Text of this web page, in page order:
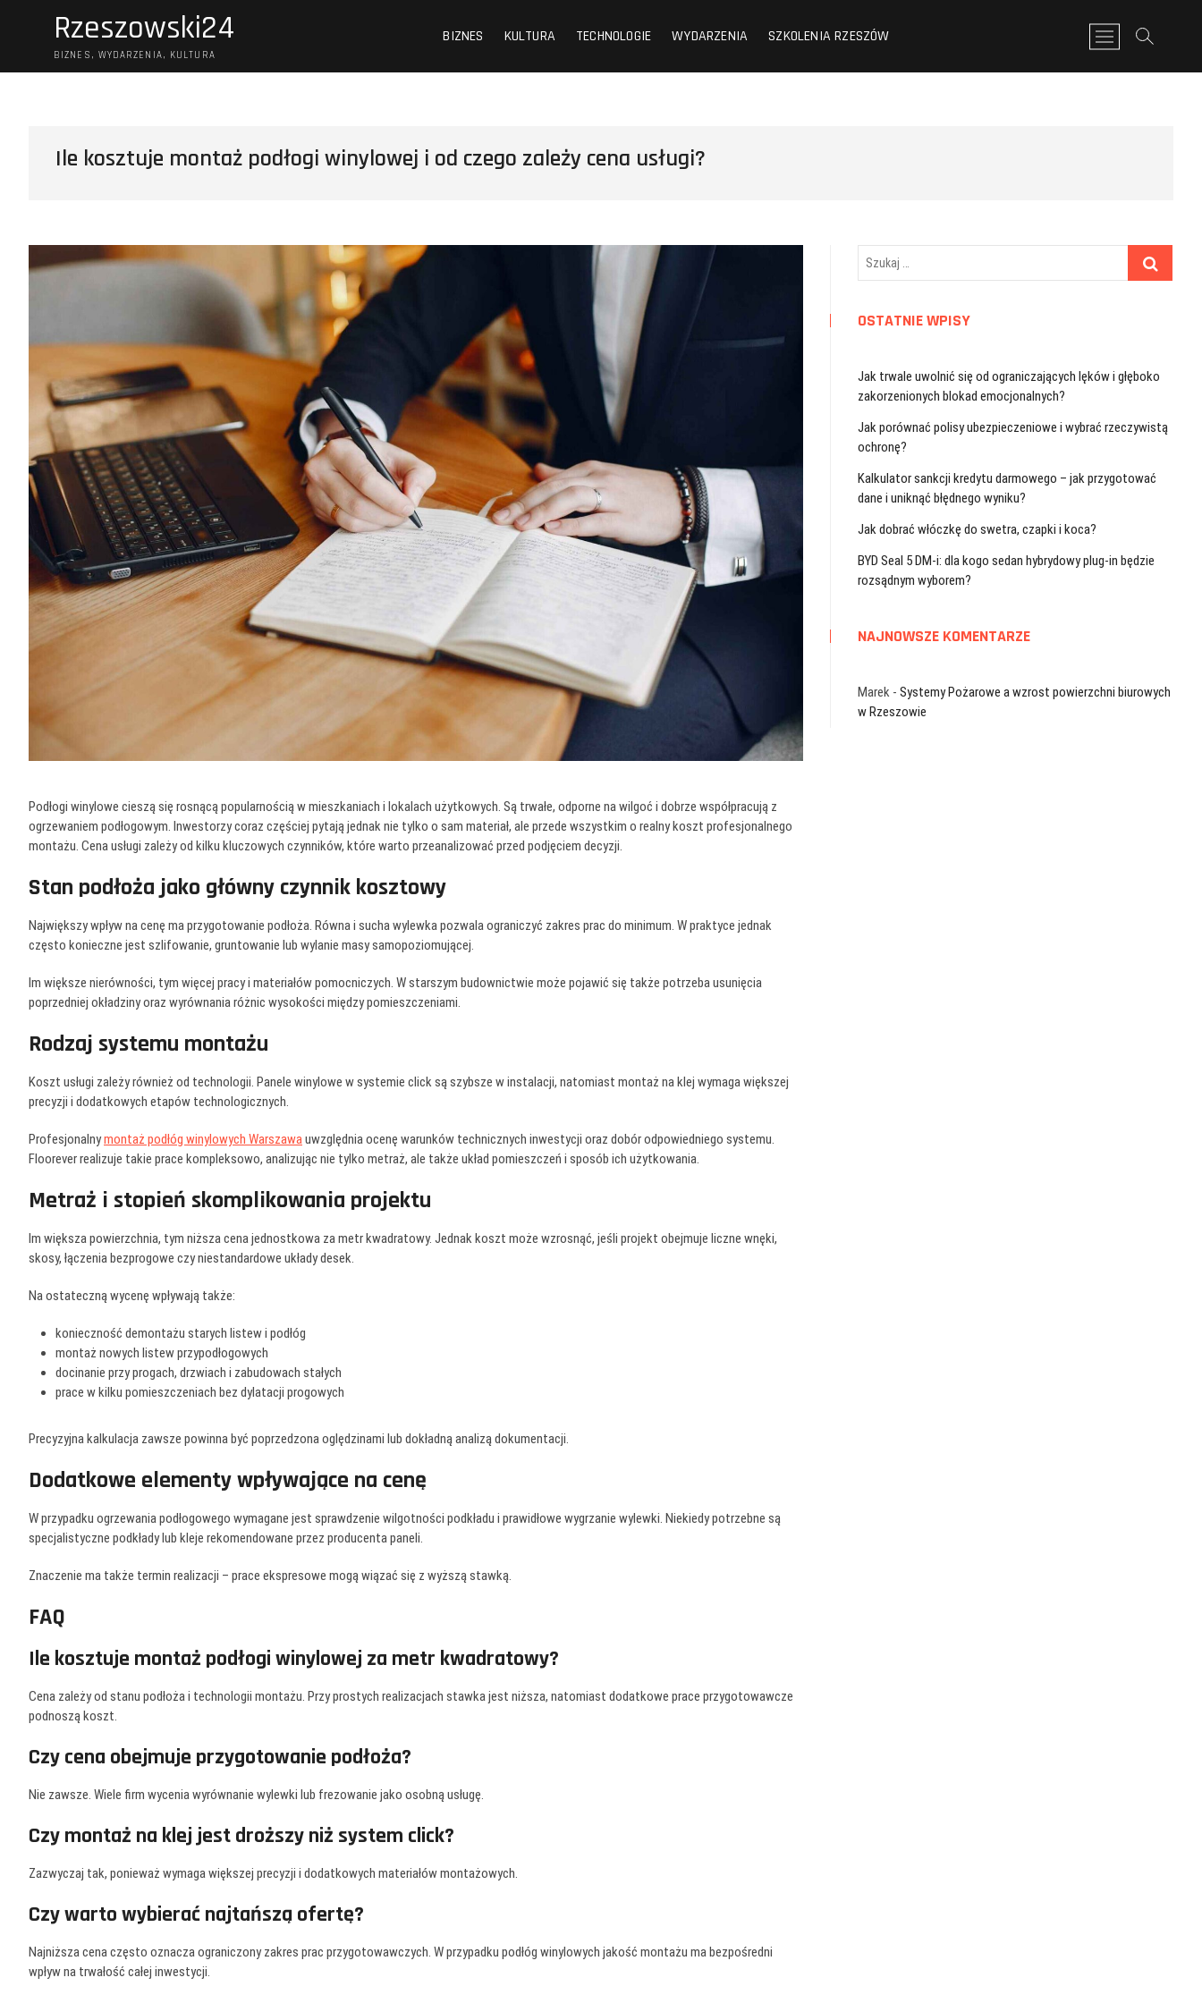
Rzeszowski24
BIZNES, WYDARZENIA, KULTURA
BIZNES KULTURA TECHNOLOGIE WYDARZENIA SZKOLENIA RZESZÓW
P
r
z
u
Ile kosztuje montaż podłogi winylowej i od czego zależy cena usługi?
Podłogi winylowe cieszą się rosnącą popularnością w mieszkaniach i lokalach użytkowych. Są trwałe, odporne na wilgoć i dobrze współpracują z
ogrzewaniem podłogowym. Inwestorzy coraz częściej pytają jednak nie tylko o sam materiał, ale przede wszystkim o realny koszt profesjonalnego
montażu. Cena usługi zależy od kilku kluczowych czynników, które warto przeanalizować przed podjęciem decyzji.
Stan podłoża jako główny czynnik kosztowy
Największy wpływ na cenę ma przygotowanie podłoża. Równa i sucha wylewka pozwala ograniczyć zakres prac do minimum. W praktyce jednak
często konieczne jest szlifowanie, gruntowanie lub wylanie masy samopoziomującej.
Im większe nierówności, tym więcej pracy i materiałów pomocniczych. W starszym budownictwie może pojawić się także potrzeba usunięcia
poprzedniej okładziny oraz wyrównania różnic wysokości między pomieszczeniami.
Rodzaj systemu montażu
Koszt usługi zależy również od technologii. Panele winylowe w systemie click są szybsze w instalacji, natomiast montaż na klej wymaga większej
precyzji i dodatkowych etapów technologicznych.
Profesjonalnymontaż podłóg winylowych Warszawauwzględnia ocenę warunków technicznych inwestycji oraz dobór odpowiedniego systemu.
Floorever realizuje takie prace kompleksowo, analizując nie tylko metraż, ale także układ pomieszczeń i sposób ich użytkowania.
Metraż i stopień skomplikowania projektu
Im większa powierzchnia, tym niższa cena jednostkowa za metr kwadratowy. Jednak koszt może wzrosnąć, jeśli projekt obejmuje liczne wnęki,
skosy, łączenia bezprogowe czy niestandardowe układy desek.
Na ostateczną wycenę wpływają także:
konieczność demontażu starych listew i podłóg
montaż nowych listew przypodłogowych
docinanie przy progach, drzwiach i zabudowach stałych
prace w kilku pomieszczeniach bez dylatacji progowych
Precyzyjna kalkulacja zawsze powinna być poprzedzona oględzinami lub dokładną analizą dokumentacji.
Dodatkowe elementy wpływające na cenę
W przypadku ogrzewania podłogowego wymagane jest sprawdzenie wilgotności podkładu i prawidłowe wygrzanie wylewki. Niekiedy potrzebne są
specjalistyczne podkłady lub kleje rekomendowane przez producenta paneli.
Znaczenie ma także termin realizacji – prace ekspresowe mogą wiązać się z wyższą stawką.
FAQ
Ile kosztuje montaż podłogi winylowej za metr kwadratowy?
Cena zależy od stanu podłoża i technologii montażu. Przy prostych realizacjach stawka jest niższa, natomiast dodatkowe prace przygotowawcze
podnoszą koszt.
Czy cena obejmuje przygotowanie podłoża?
Nie zawsze. Wiele firm wycenia wyrównanie wylewki lub frezowanie jako osobną usługę.
Czy montaż na klej jest droższy niż system click?
Zazwyczaj tak, ponieważ wymaga większej precyzji i dodatkowych materiałów montażowych.
Czy warto wybierać najtańszą ofertę?
Najniższa cena często oznacza ograniczony zakres prac przygotowawczych. W przypadku podłóg winylowych jakość montażu ma bezpośredni
wpływ na trwałość całej inwestycji.
Szukaj
OSTATNIE WPISY
Jak trwale uwolnić się od ograniczających lęków i głęboko
zakorzenionych blokad emocjonalnych?
Jak porównać polisy ubezpieczeniowe i wybrać rzeczywistą
ochronę?
Kalkulator sankcji kredytu darmowego – jak przygotować
dane i uniknąć błędnego wyniku?
Jak dobrać włóczkę do swetra, czapki i koca?
BYD Seal 5 DM-i: dla kogo sedan hybrydowy plug-in będzie
rozsądnym wyborem?
NAJNOWSZE KOMENTARZE
Marek - Systemy Pożarowe a wzrost powierzchni biurowych
w Rzeszowie